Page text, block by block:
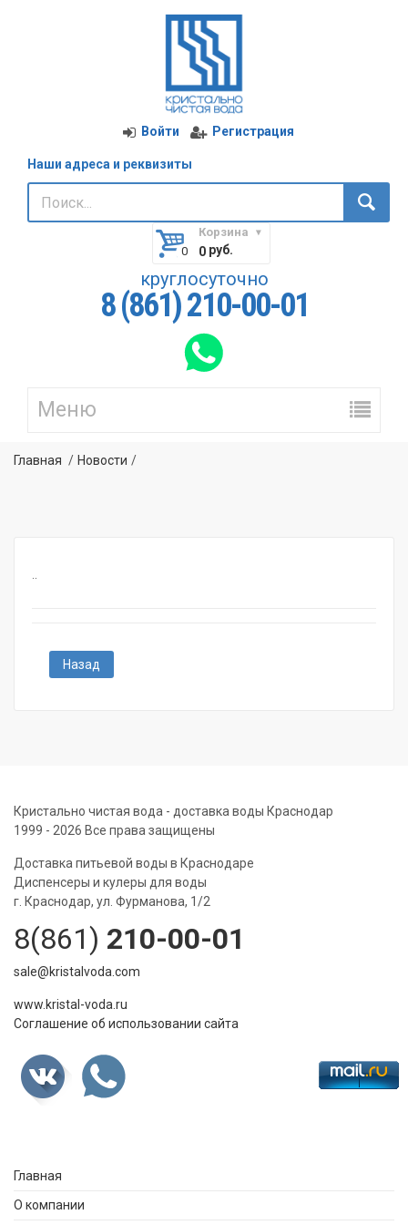
Войти Регистрация
Наши адреса и реквизиты
Корзина
0руб.
круглосуточно
8 (861) 210-00-01
Главная Новости
..
Назад
Кристально чистая вода - доставка воды Краснодар
1999 - 2026 Все права защищены
Доставка питьевой воды в Краснодаре
Диспенсеры и кулеры для воды
г. Краснодар, ул. Фурманова, 1/2
8(861) 210-00-01
sale@kristalvoda.com
www.kristal-voda.ru
Соглашение об использовании сайта
Главная
О компании